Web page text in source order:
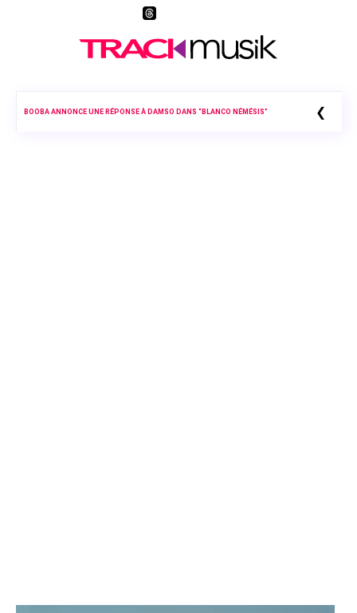
BOOBA ANNONCE UNE RÉPONSE À DAMSO DANS “BLANCO NÉMÉSIS” ❮